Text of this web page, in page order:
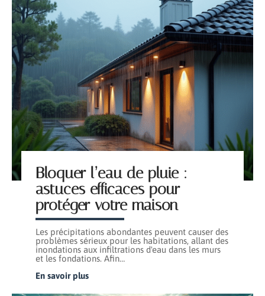
Bloquer l’eau de pluie :
astuces efficaces pour
protéger votre maison
Les précipitations abondantes peuvent causer des
problèmes sérieux pour les habitations, allant des
inondations aux infiltrations d'eau dans les murs
et les fondations. Afin…
En savoir plus